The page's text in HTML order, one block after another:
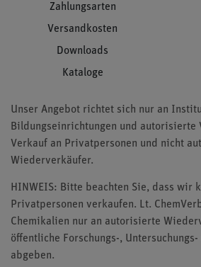
Zahlungsarten
Versandkosten
Downloads
Kataloge
Unser Angebot richtet sich nur an
Bildungseinrichtungen und autorisierte
Verkauf an Privatpersonen und nicht
Wiederverkäufer.
HINWEIS: Bitte beachten Sie, dass wir
Privatpersonen verkaufen. Lt.
Chemikalien nur an autorisierte
öffentliche Forschungs-,
abgeben.